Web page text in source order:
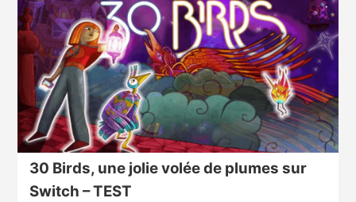
30 Birds, une jolie volée de plumes sur
Switch – TEST